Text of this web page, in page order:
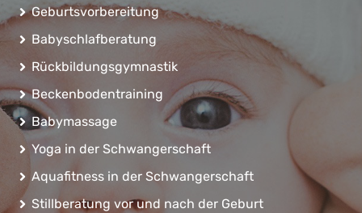
Geburtsvorbereitung
Babyschlafberatung
Rückbildungsgymnastik
Beckenbodentraining
Babymassage
Yoga in der Schwangerschaft
Aquafitness in der Schwangerschaft
Stillberatung vor und nach der Geburt